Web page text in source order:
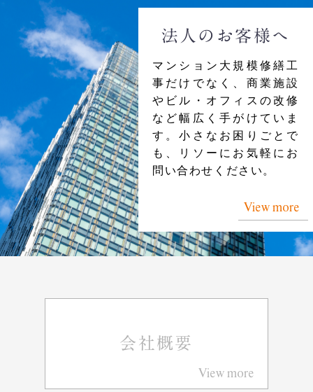
法人のお客様へ
マンション大規模修繕工
事だけでなく、商業施設
やビル・オフィスの改修
など幅広く手がけていま
す。小さなお困りごとで
も、リソーにお気軽にお
問い合わせください。
View more
View more
会社概要